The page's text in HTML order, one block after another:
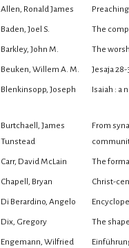
Allen, Ronald James
Baden, Joel S. The
Barkley, John M. The
Beuken, Willem A. M. Jesaja 28-
Blenkinsopp, Joseph Isaiah : a
Burtchaell, James
Tunstead
From
Carr, David McLain The
Chapell, Bryan Christ-
Di Berardino, Angelo
Dix, Gregory The
Engemann, Wilfried